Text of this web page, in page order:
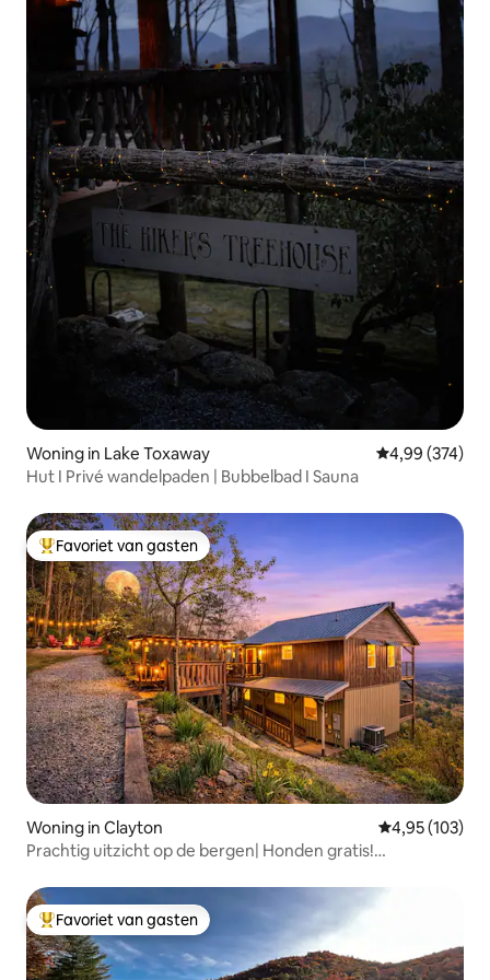
Woning in Lake Toxaway Gemiddelde
4,99 (374)
Hut I Privé wandelpaden | Bubbelbad I Sauna
Topfavoriet van gasten
Favoriet van gasten
Woning in Clayton Gemiddelde
4,95 (103)
Prachtig uitzicht op de bergen| Honden gratis!
Topfavoriet van gasten
Favoriet van gasten